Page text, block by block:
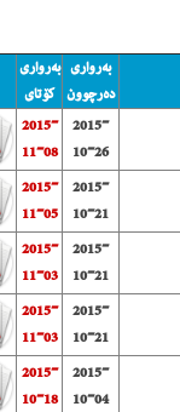
به‌رواری
ده‌رچوون
به‌رواری
كۆتای
2015-
10-26
2015-
11-08
2015-
10-21
2015-
11-05
2015-
10-21
2015-
11-03
2015-
10-21
2015-
11-03
2015-
10-04
2015-
10-18